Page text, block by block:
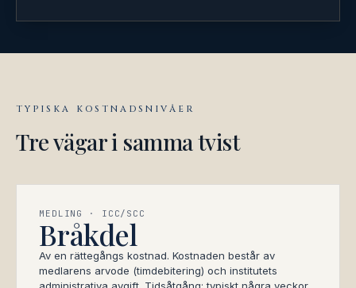
TYPISKA KOSTNADSNIVÅER
Tre vägar i samma tvist
MEDLING · ICC/SCC
Bråkdel
Av en rättegångs kostnad. Kostnaden består av
medlarens arvode (timdebitering) och institutets